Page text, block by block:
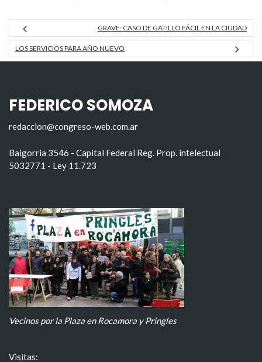
GRAVE: CASO DE GATILLO FÁCIL EN LA CIUDAD
LOS SERVICIOS PARA AÑO NUEVO
FEDERICO SOMOZA
redaccion@congreso-web.com.ar
Baigorria 3546 - Capital Federal Reg. Prop. intelectual
5032771 - Ley 11.723
Vecinos por la Plaza en Rocamora y Pringles
Visitas: